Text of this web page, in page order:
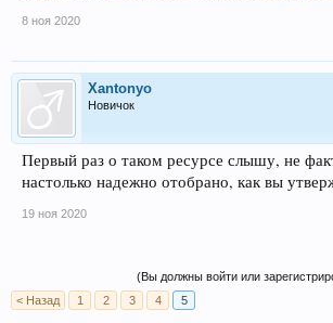
8 ноя 2020
Xantonyo
Новичок
Первый раз о таком ресурсе слышу, не
настолько надежно отобрано, как вы
19 ноя 2020
(Вы должны войти или
< Назад
1 2 3 4 5